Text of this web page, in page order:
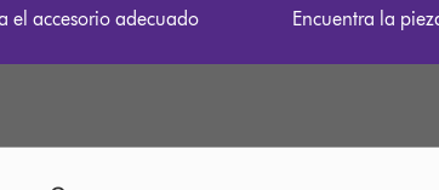
el accesorio adecuado Encuentra la